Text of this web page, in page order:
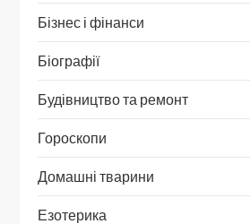
Бізнес і фінанси
Біографії
Будівництво та ремонт
Гороскопи
Домашні тварини
Езотерика